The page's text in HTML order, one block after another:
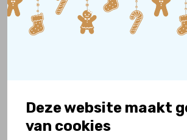
Deze website maakt
van cookies